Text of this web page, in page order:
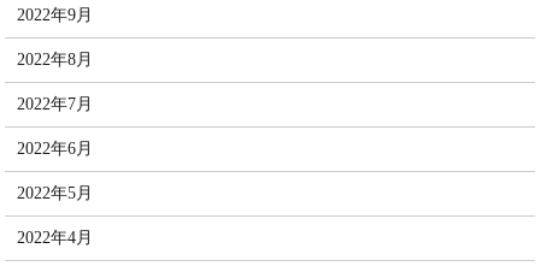
2022年9月
2022年8月
2022年7月
2022年6月
2022年5月
2022年4月